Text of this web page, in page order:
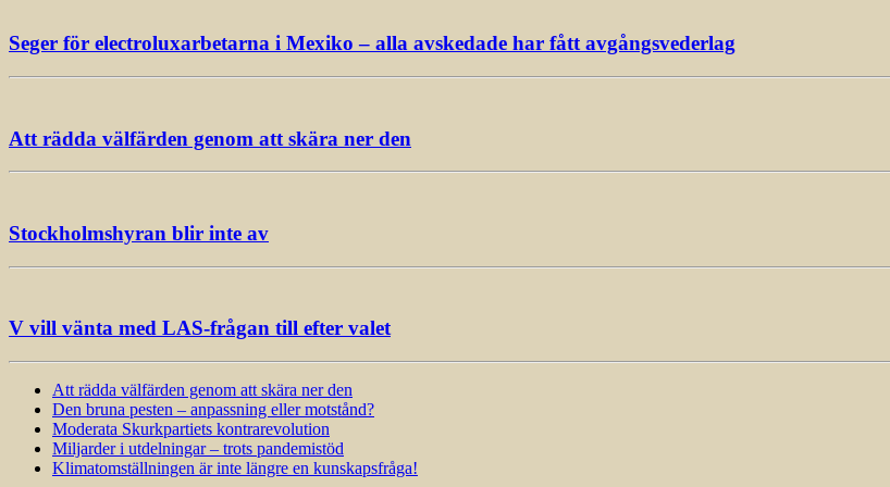
Seger för electroluxarbetarna i Mexiko – alla avskedade har fått avgångsvederlag
Att rädda välfärden genom att skära ner den
Stockholmshyran blir inte av
V vill vänta med LAS-frågan till efter valet
Att rädda välfärden genom att skära ner den
Den bruna pesten – anpassning eller motstånd?
Moderata Skurkpartiets kontrarevolution
Miljarder i utdelningar – trots pandemistöd
Klimatomställningen är inte längre en kunskapsfråga!